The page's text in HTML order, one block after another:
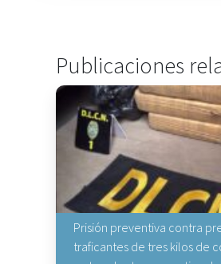
Publicaciones
Prisión preventiva contra
traficantes de tres kilos de